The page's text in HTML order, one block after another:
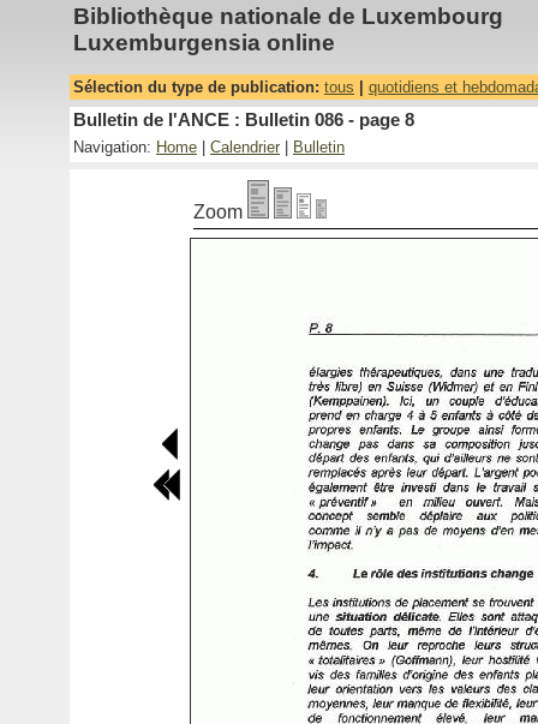
Bibliothèque nationale de Luxembourg
Luxemburgensia online
Sélection du type de publication: tous quotidiens et
Bulletin de l'ANCE : Bulletin 086 - page 8
Navigation: Home Calendrier Bulletin
Zoom